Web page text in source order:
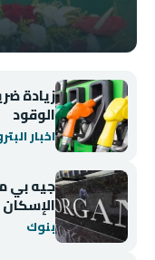
زيادة
الوقود
اخبار
بنوك